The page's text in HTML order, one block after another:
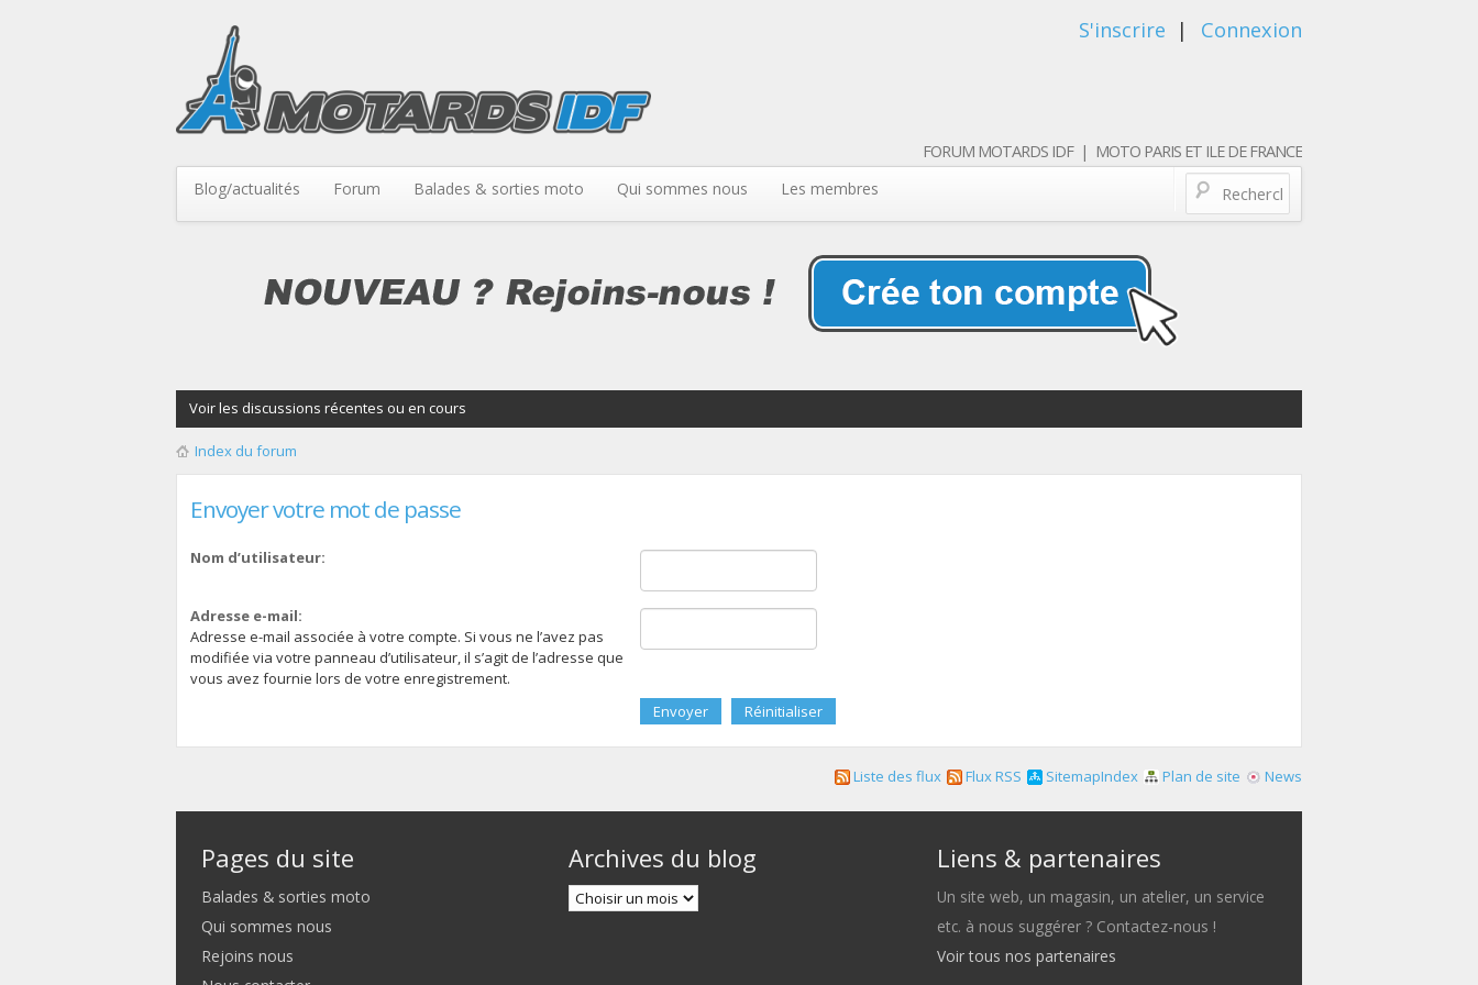
S'inscrire | Connexion
FORUM MOTARDS IDF | MOTO PARIS ET ILE DE FRANCE
Blog/actualités Forum Balades & sorties moto Qui sommes nous Les membres
Voir les discussions récentes ou en cours
Index du forum
Envoyer votre mot de passe
Nom d’utilisateur:
Adresse e-mail:
Adresse e-mail associée à votre compte. Si vous ne l’avez pas
modifiée via votre panneau d’utilisateur, il s’agit de l’adresse que
vous avez fournie lors de votre enregistrement.
News
Plan de site
SitemapIndex
Flux RSS
Liste des flux
Pages du site
Balades & sorties moto
Qui sommes nous
Rejoins nous
Archives du blog Liens & partenaires
Un site web, un magasin, un atelier, un service
etc. à nous suggérer ? Contactez-nous !
Voir tous nos partenaires